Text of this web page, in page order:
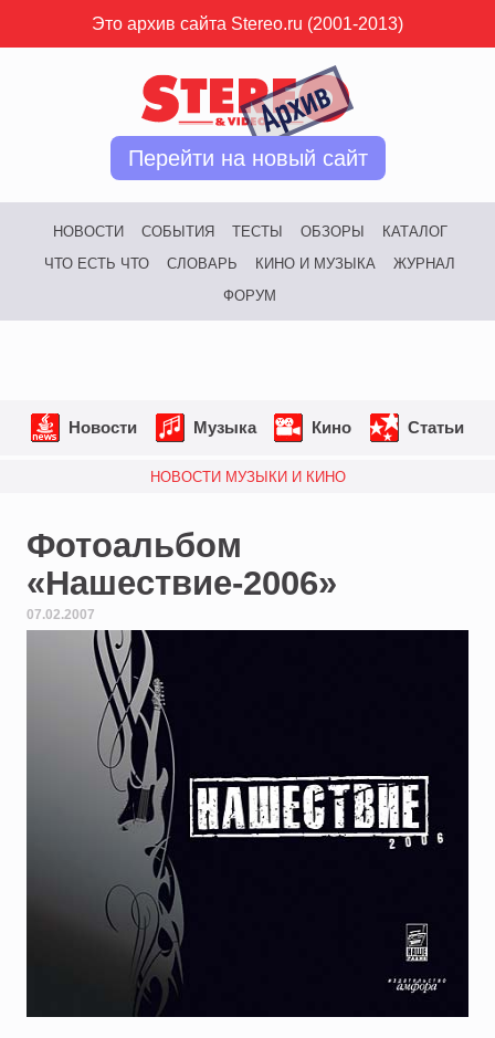
Это архив сайта Stereo.ru (2001-2013)
Перейти на новый сайт
НОВОСТИ СОБЫТИЯ ТЕСТЫ ОБЗОРЫ
КАТАЛОГ
ЧТО ЕСТЬ ЧТО
СЛОВАРЬ КИНО И МУЗЫКА
ЖУРНАЛ
ФОРУМ
Новости Музыка Кино Статьи
НОВОСТИ МУЗЫКИ И КИНО
Фотоальбом
«Нашествие-2006»
07.02.2007